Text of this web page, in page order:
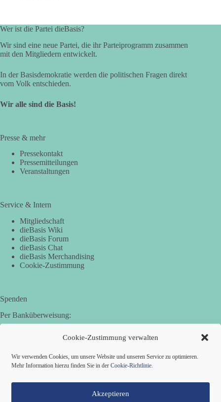
Cookie-Zustimmung verwalten
Wir verwenden Cookies, um unsere Website und unseren Service zu optimieren.
Mehr Information hierzu finden Sie in der Cookie-Richtlinie.
Akzeptieren
Wer ist die Partei dieBasis?
Wir sind eine neue Partei, die ihr Parteiprogramm zusammen
mit den Mitgliedern entwickelt.
In der Basisdemokratie werden die politischen Fragen direkt
vom Volk entschieden.
Wir alle sind die Basis!
Presse & mehr
Pressekontakt
Pressemitteilungen
Veranstaltungen
Service & Intern
Mitgliedschaft
dieBasis Wiki
dieBasis Forum
dieBasis Chat
dieBasis Merchandising
Cookie-Zustimmung
Spenden
Per Banküberweisung:
Basisdemokratische Partei Deutschland in Bayern e.V.
IBAN: DE95 7205 1210 0006 3365 31
BIC: BYLADEM1AIC